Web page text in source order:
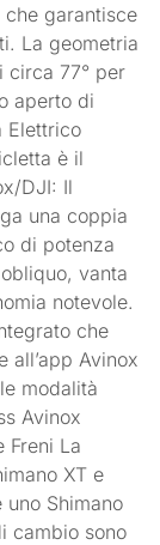
che garantisce
La geometria
circa 77° per
aperto di
Elettrico
è il
DJI: Il
una coppia
di potenza
vanta
notevole.
che
all’app Avinox
modalità
Avinox
Freni La
XT e
Shimano
cambio sono